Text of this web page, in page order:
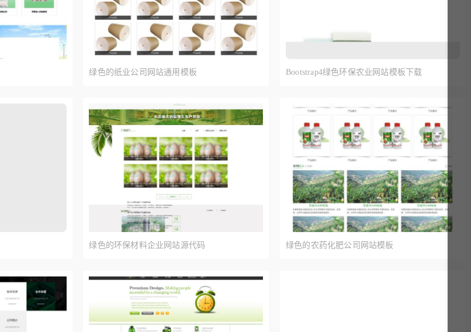
绿色的纸业公司网站通用模板 Bootstrap4绿色环保农业网站模板下载
绿色的环保材料企业网站源代码 绿色的农药化肥公司网站模板